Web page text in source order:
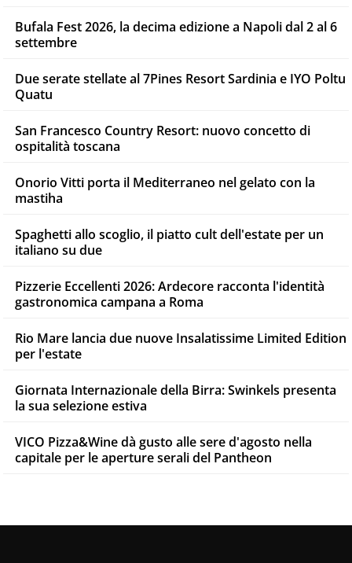
Bufala Fest 2026, la decima edizione a Napoli dal 2 al 6
settembre
Due serate stellate al 7Pines Resort Sardinia e IYO Poltu
Quatu
San Francesco Country Resort: nuovo concetto di
ospitalità toscana
Onorio Vitti porta il Mediterraneo nel gelato con la
mastiha
Spaghetti allo scoglio, il piatto cult dell'estate per un
italiano su due
Pizzerie Eccellenti 2026: Ardecore racconta l'identità
gastronomica campana a Roma
Rio Mare lancia due nuove Insalatissime Limited Edition
per l'estate
Giornata Internazionale della Birra: Swinkels presenta
la sua selezione estiva
VICO Pizza&Wine dà gusto alle sere d'agosto nella
capitale per le aperture serali del Pantheon